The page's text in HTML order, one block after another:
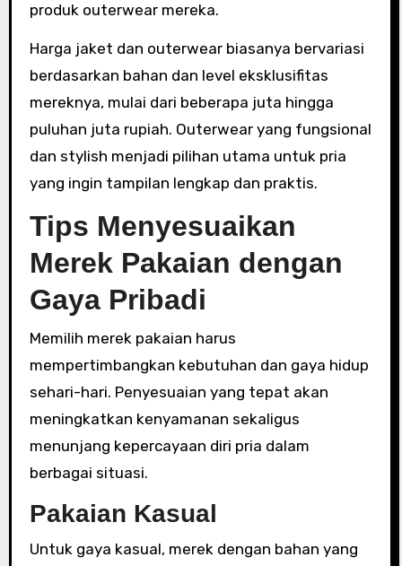
produk outerwear mereka.
Harga jaket dan outerwear biasanya bervariasi
berdasarkan bahan dan level eksklusifitas
mereknya, mulai dari beberapa juta hingga
puluhan juta rupiah. Outerwear yang fungsional
dan stylish menjadi pilihan utama untuk pria
yang ingin tampilan lengkap dan praktis.
Tips Menyesuaikan
Merek Pakaian dengan
Gaya Pribadi
Memilih merek pakaian harus
mempertimbangkan kebutuhan dan gaya hidup
sehari-hari. Penyesuaian yang tepat akan
meningkatkan kenyamanan sekaligus
menunjang kepercayaan diri pria dalam
berbagai situasi.
Pakaian Kasual
Untuk gaya kasual, merek dengan bahan yang